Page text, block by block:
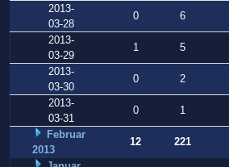
2013-
03-28
0 6
2013-
03-29
1 5
2013-
03-30
0 2
2013-
03-31
0 1
Februar
2013
12 221